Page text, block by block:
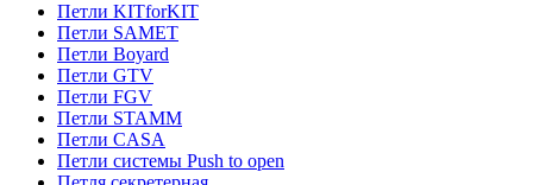
Петли KITforKIT
Петли SAMET
Петли Boyard
Петли GTV
Петли FGV
Петли STAMM
Петли CASA
Петли системы Push to open